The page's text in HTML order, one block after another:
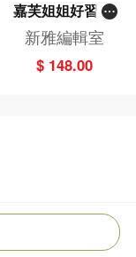
嘉芙姐姐好習慣
兒歌小手機
新雅編輯室
$ 148.00